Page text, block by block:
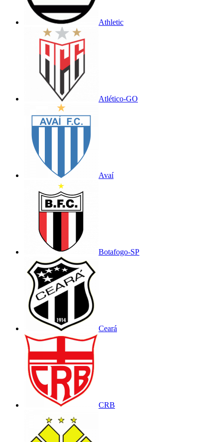
Athletic
Atlético-GO
Avaí
Botafogo-SP
Ceará
CRB